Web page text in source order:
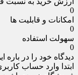
0
امکانات و قابلیت ها
0
سهولت استفاده
0
دیدگاه خود را در باره
ابتدا وارد حساب